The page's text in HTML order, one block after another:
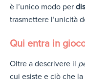
è l’unico modo per
trasmettere l’unicità
Qui entra in
Oltre a descrivere il
cui esiste e ciò che